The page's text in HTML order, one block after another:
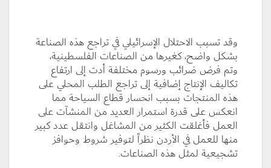
وقد تسبب الاحتلال الإسرائيلي في تراجع هذه الصناعة
بشكل واضح، كغيرها من الصناعات الفلسطينية،
وتم فرض ضرائب ورسوم مختلفة أدت إلى ارتفاع
تكاليف الإنتاج إضافية إلى تراجع الطلب المحلي على
هذه المنتجات بسبب انحسار قطاع السياحة مما
انعكس على قدرة استمرار العديد من المنشآت على
العمل فأغلقت الكثير من المشاغل وانتقل عدد كبير
منها للعمل في الأردن نظراً لتوفير شروط وحوافز
تشجيعية لمثل هذه الصناعات.